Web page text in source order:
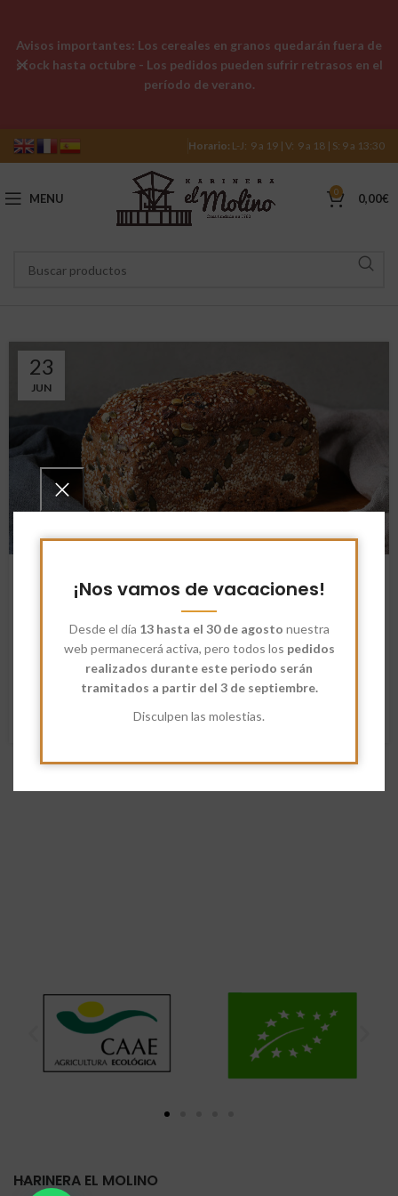
¡Nos vamos de vacaciones!
Desde el día 13 hasta el 30 de agosto nuestra
web permanecerá activa, pero todos los pedidos
realizados durante este periodo serán
tramitados a partir del 3 de septiembre.
Disculpen las molestias.
Horario: L-J: 9 a 19 | V: 9 a 18 | S: 9 a 13:30
MENU 0 0,00€
23
JUN
Receta: Pan de proteínas
? Receta de Pan Proteico✍ PandeMasaA continuación
puedes encontrar todo lo que necesitas para elaborar un
rico pan proteico o con alto ...
SEGUIR LEYENDO
HARINERA EL MOLINO
Avisos importantes: Los cereales en granos quedarán fuera de
stock hasta octubre - Los pedidos pueden sufrir retrasos en el
período de verano.